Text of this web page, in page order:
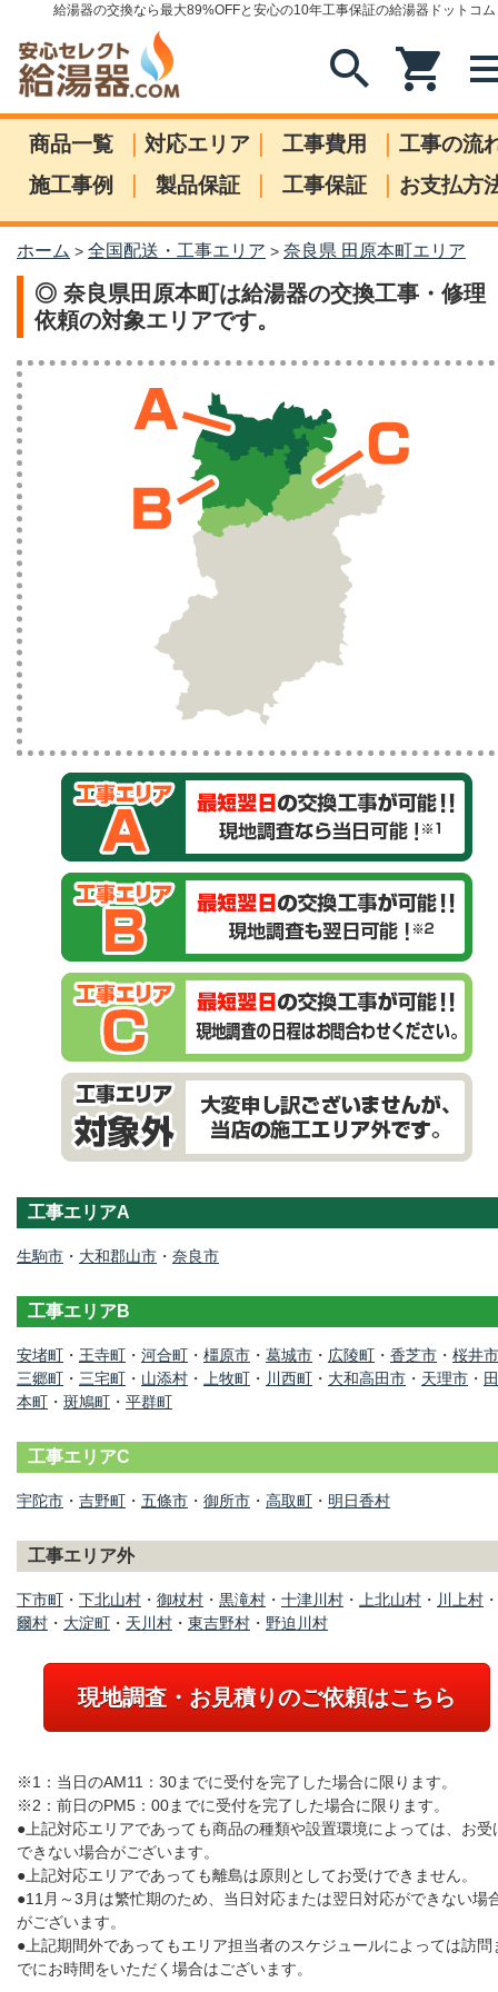
給湯器の交換なら最大89%OFFと安心の10年工事保証の給湯器ドットコム
search shopping_cart
商品一覧 | 対応エリア | 工事費用 | 工事の流
施工事例
| 製品保証 | 工事保証 | お支払方
ホーム > 全国配送・工事エリア > 奈良県 田原本町エリア
◎ 奈良県田原本町は給湯器の交換工事・修理
依頼の対象エリアです。
工事エリアA
生駒市 ・ 大和郡山市 ・ 奈良市
工事エリアB
安堵町 ・ 王寺町 ・ 河合町 ・ 橿原市 ・ 葛城市 ・ 広陵町 ・ 香芝市 ・ 桜井市
三郷町 ・ 三宅町 ・ 山添村 ・ 上牧町 ・ 川西町 ・ 大和高田市 ・ 天理市 ・
本町 ・ 斑鳩町 ・ 平群町
工事エリアC
宇陀市 ・ 吉野町 ・ 五條市 ・ 御所市 ・ 高取町 ・ 明日香村
工事エリア外
下市町 ・ 下北山村 ・ 御杖村 ・ 黒滝村 ・ 十津川村 ・ 上北山村 ・ 川上村 ・
爾村 ・ 大淀町 ・ 天川村 ・ 東吉野村 ・ 野迫川村
現地調査・お見積りのご依頼はこちら
※1：当日のAM11：30までに受付を完了した場合に限ります。
※2：前日のPM5：00までに受付を完了した場合に限ります。
●上記対応エリアであっても商品の種類や設置環境によっては、お受
できない場合がございます。
●上記対応エリアであっても離島は原則としてお受けできません。
●11月～3月は繁忙期のため、当日対応または翌日対応ができない場
がございます。
●上記期間外であってもエリア担当者のスケジュールによっては訪問
でにお時間をいただく場合はございます。